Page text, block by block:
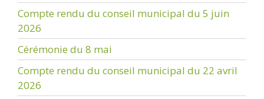
Compte rendu du conseil municipal du 5 juin
2026
Cérémonie du 8 mai
Compte rendu du conseil municipal du 22 avril
2026